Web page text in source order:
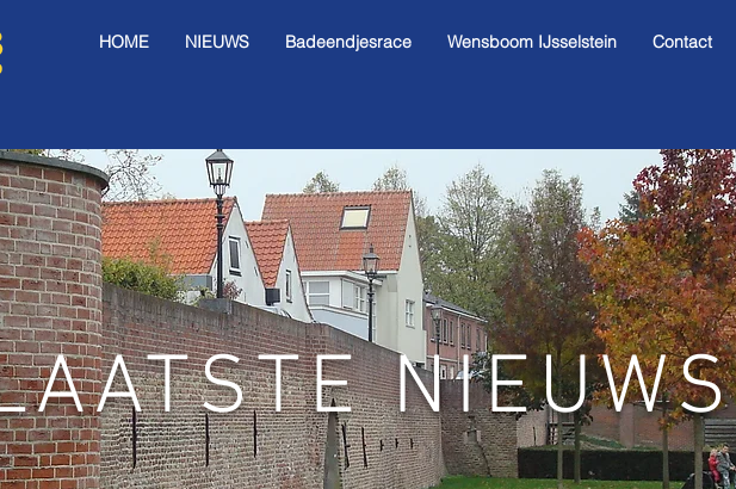
HOME NIEUWS Badeendjesrace Wensboom IJsselstein Contact
NIEUWS